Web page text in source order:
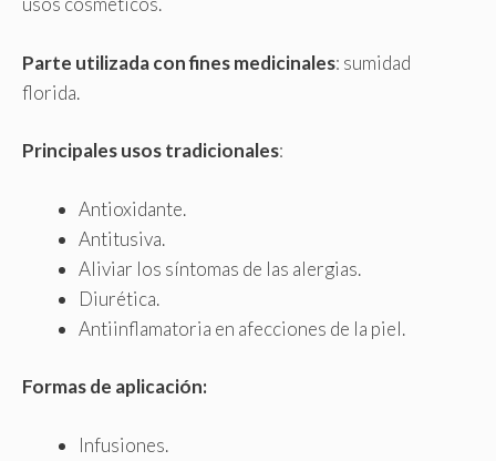
Parte utilizada con fines medicinales: sumidad
florida.
Principales usos tradicionales:
Antioxidante.
Antitusiva.
Aliviar los síntomas de las alergias.
Diurética.
Antiinflamatoria en afecciones de la piel.
Formas de aplicación:
Infusiones.